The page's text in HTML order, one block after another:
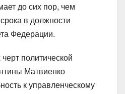
до сих пор, чем
в должности
Федерации.
политической
Матвиенко
к управленческому